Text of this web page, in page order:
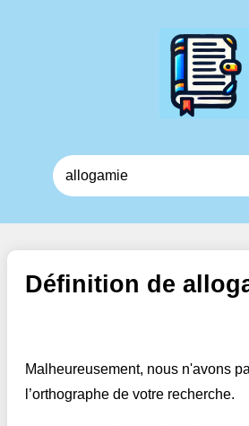
Définition de
Malheureusement, nous n'avons
l’orthographe de votre recherche.